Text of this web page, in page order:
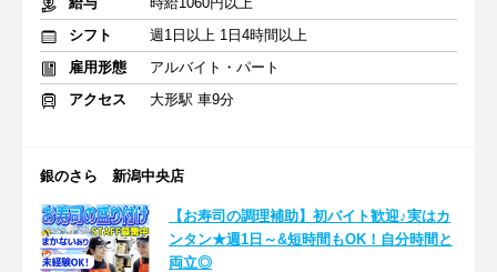
シフト
週1日以上 1日4時間以上
雇用形態
アルバイト・パート
アクセス
大形駅 車9分
銀のさら 新潟中央店
【お寿司の調理補助】初バイト歓迎♪実はカ
ンタン★週1日～&短時間もOK！自分時間と
両立◎